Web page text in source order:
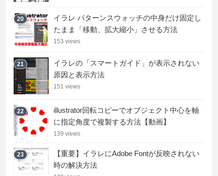
20
イラレ パターンスウォッチの中身だけ固定し
たまま「移動、拡大縮小」させる方法
153 views
21
イラレの「スマートガイド」が表示されない
原因と表示方法
151 views
22
illustrator回転コピーでオブジェクト中心を軸
に指定角度で複製する方法【動画】
139 views
23
【重要】イラレにAdobe Fontが反映されない
時の解決方法